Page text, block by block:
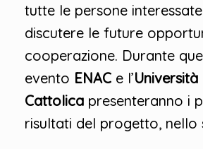
tutte le persone
discutere le future
cooperazione. Durante
evento ENAC e l’Università
Cattolica presenteranno i
risultati del progetto, nello